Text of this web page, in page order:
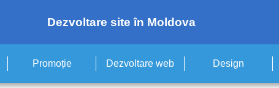
Dezvoltare site în Moldova
Promoție Dezvoltare web Design